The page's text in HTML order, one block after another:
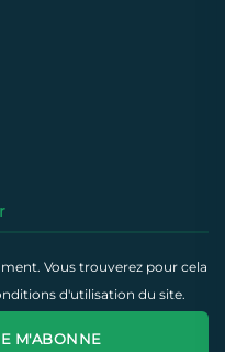
Vous trouverez pour cela
d'utilisation du site.
M'ABONNE